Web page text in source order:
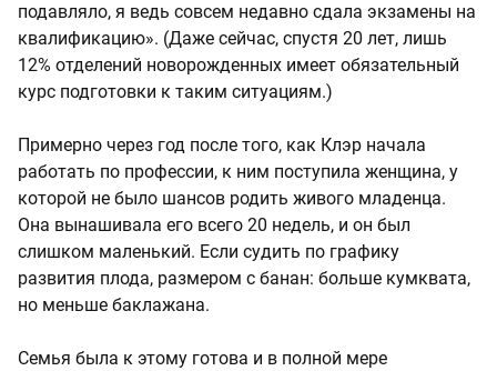
подавляло, я ведь совсем недавно сдала экзамены на
квалификацию». (Даже сейчас, спустя 20 лет, лишь
12% отделений новорожденных имеет обязательный
курс подготовки к таким ситуациям.)
Примерно через год после того, как Клэр начала
работать по профессии, к ним поступила женщина, у
которой не было шансов родить живого младенца.
Она вынашивала его всего 20 недель, и он был
слишком маленький. Если судить по графику
развития плода, размером с банан: больше кумквата,
но меньше баклажана.
Семья была к этому готова и в полной мере